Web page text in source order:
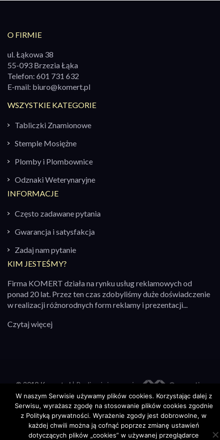
O FIRMIE
ul. Łąkowa 38
55-093 Brzezia Łąka
Telefon: 601 731 632
E-mail: biuro@komert.pl
WSZYSTKIE KATEGORIE
Tabliczki Znamionowe
Stemple Mosiężne
Plomby i Plombownice
Odznaki Weterynaryjne
INFORMACJE
Często zadawane pytania
Gwarancja i satysfakcja
Zadaj nam pytanie
KIM JESTEŚMY?
Firma KOMERT działa na rynku usług reklamowych od
ponad 20 lat. Przez ten czas zdobyliśmy duże doświadczenie
w realizacji różnorodnych form reklamy i prezentacji...
Czytaj więcej
© 2018 Komert.pl | Realizacja i wsparcie:
Strona Główna Oferta Kontakt Polityka prywatności
W naszym Serwisie używamy plików cookies. Korzystając dalej z
Serwisu, wyrażasz zgodę na stosowanie plików cookies zgodnie
z Polityką prywatności. Wyrażenie zgody jest dobrowolne, w
każdej chwili można ją cofnąć poprzez zmianę ustawień
dotyczących plików „cookies” w używanej przeglądarce